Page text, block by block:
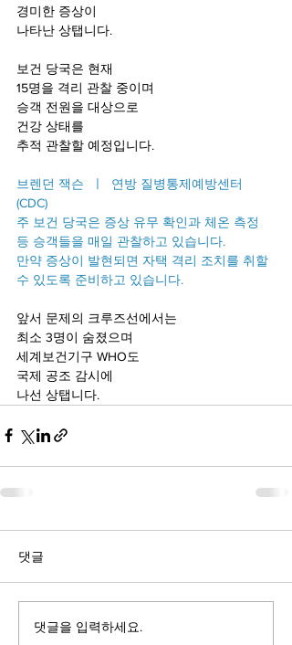
경미한 증상이
나타난 상탭니다.
보건 당국은 현재
15명을 격리 관찰 중이며
승객 전원을 대상으로
건강 상태를
추적 관찰할 예정입니다.
브렌던 잭슨  ㅣ  연방 질병통제예방센터
(CDC)
주 보건 당국은 증상 유무 확인과 체온 측정
등 승객들을 매일 관찰하고 있습니다.
만약 증상이 발현되면 자택 격리 조치를 취할
수 있도록 준비하고 있습니다.
앞서 문제의 크루즈선에서는
최소 3명이 숨졌으며
세계보건기구 WHO도
국제 공조 감시에
나선 상탭니다.
댓글
댓글을 입력하세요.